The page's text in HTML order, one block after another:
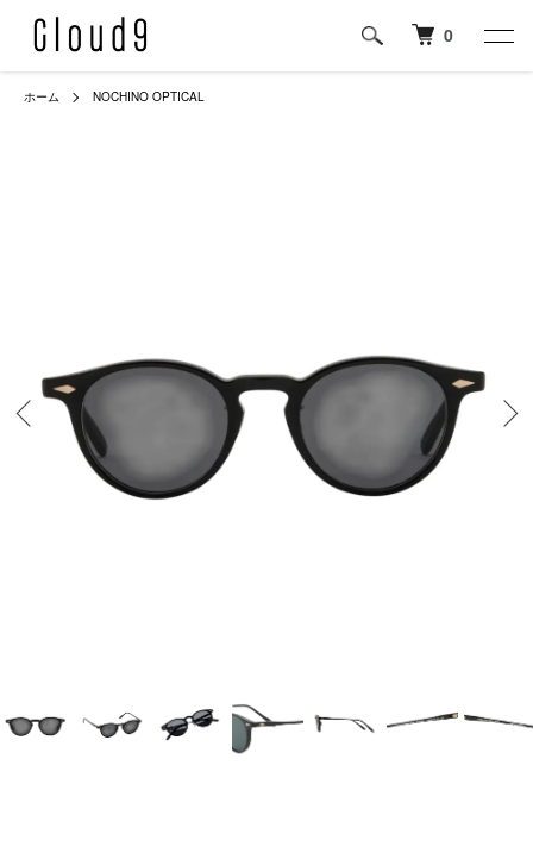
0
ホーム NOCHINO OPTICAL